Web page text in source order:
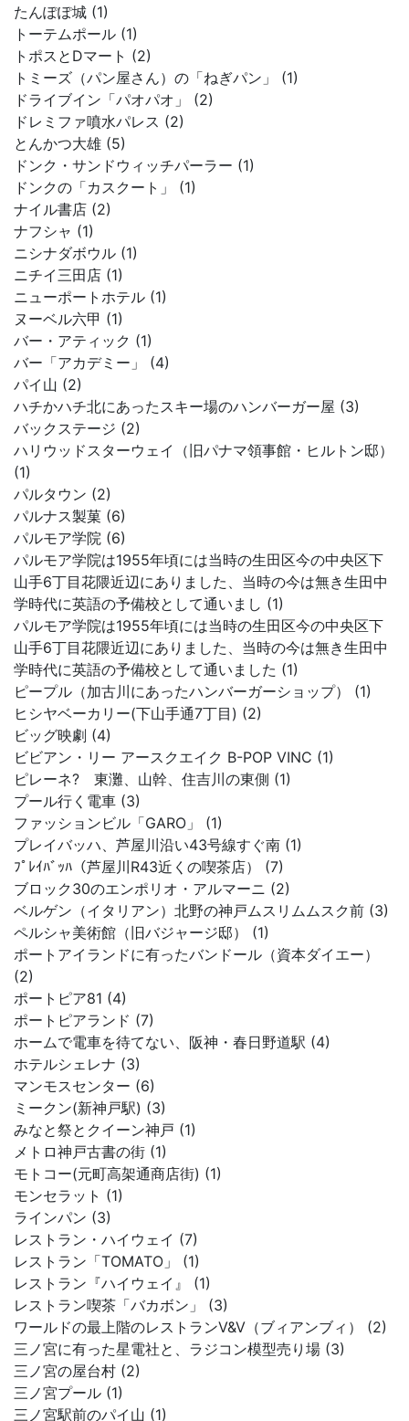
たんぽぽ城 (1)
トーテムポール (1)
トポスとDマート (2)
トミーズ（パン屋さん）の「ねぎパン」 (1)
ドライブイン「パオパオ」 (2)
ドレミファ噴水パレス (2)
とんかつ大雄 (5)
ドンク・サンドウィッチパーラー (1)
ドンクの「カスクート」 (1)
ナイル書店 (2)
ナフシャ (1)
ニシナダボウル (1)
ニチイ三田店 (1)
ニューポートホテル (1)
ヌーベル六甲 (1)
バー・アティック (1)
バー「アカデミー」 (4)
パイ山 (2)
ハチかハチ北にあったスキー場のハンバーガー屋 (3)
バックステージ (2)
ハリウッドスターウェイ（旧パナマ領事館・ヒルトン邸）
(1)
パルタウン (2)
パルナス製菓 (6)
パルモア学院 (6)
パルモア学院は1955年頃には当時の生田区今の中央区下
山手6丁目花隈近辺にありました、当時の今は無き生田中
学時代に英語の予備校として通いまし (1)
パルモア学院は1955年頃には当時の生田区今の中央区下
山手6丁目花隈近辺にありました、当時の今は無き生田中
学時代に英語の予備校として通いました (1)
ピープル（加古川にあったハンバーガーショップ） (1)
ヒシヤベーカリー(下山手通7丁目) (2)
ビッグ映劇 (4)
ビビアン・リー アースクエイク B-POP VINC (1)
ピレーネ? 東灘、山幹、住吉川の東側 (1)
プール行く電車 (3)
ファッションビル「GARO」 (1)
プレイバッハ、芦屋川沿い43号線すぐ南 (1)
ﾌﾟﾚｲﾊﾞｯﾊ（芦屋川R43近くの喫茶店） (7)
ブロック30のエンポリオ・アルマーニ (2)
ベルゲン（イタリアン）北野の神戸ムスリムムスク前 (3)
ペルシャ美術館（旧バジャージ邸） (1)
ポートアイランドに有ったバンドール（資本ダイエー）
(2)
ポートピア81 (4)
ポートピアランド (7)
ホームで電車を待てない、阪神・春日野道駅 (4)
ホテルシェレナ (3)
マンモスセンター (6)
ミークン(新神戸駅) (3)
みなと祭とクイーン神戸 (1)
メトロ神戸古書の街 (1)
モトコー(元町高架通商店街) (1)
モンセラット (1)
ラインパン (3)
レストラン・ハイウェイ (7)
レストラン「TOMATO」 (1)
レストラン『ハイウェイ』 (1)
レストラン喫茶「バカボン」 (3)
ワールドの最上階のレストランV&V（ブィアンブィ） (2)
三ノ宮に有った星電社と、ラジコン模型売り場 (3)
三ノ宮の屋台村 (2)
三ノ宮プール (1)
三ノ宮駅前のパイ山 (1)